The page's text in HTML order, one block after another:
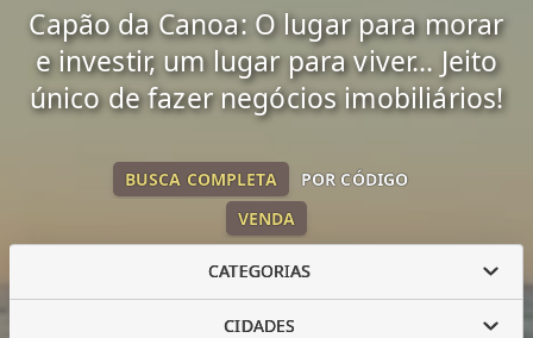
Capão da Canoa: O lugar para morar
e investir, um lugar para viver... Jeito
único de fazer negócios imobiliários!
VENDA
BUSCA COMPLETA POR CÓDIGO
CATEGORIAS
CIDADES